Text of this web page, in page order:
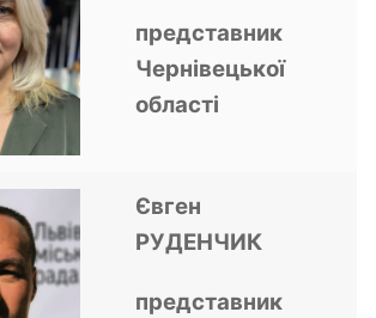
представник
Чернівецької
області
Євген
РУДЕНЧИК
представник